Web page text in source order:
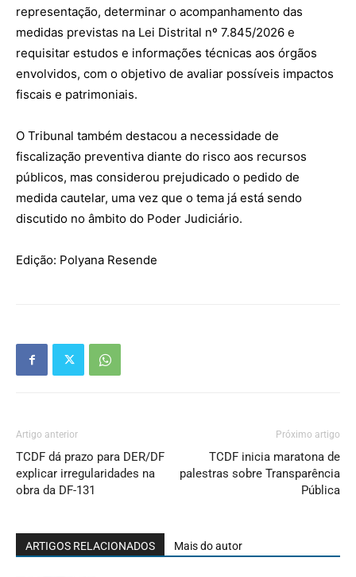
representação, determinar o acompanhamento das
medidas previstas na Lei Distrital nº 7.845/2026 e
requisitar estudos e informações técnicas aos órgãos
envolvidos, com o objetivo de avaliar possíveis impactos
fiscais e patrimoniais.
O Tribunal também destacou a necessidade de
fiscalização preventiva diante do risco aos recursos
públicos, mas considerou prejudicado o pedido de
medida cautelar, uma vez que o tema já está sendo
discutido no âmbito do Poder Judiciário.
Edição: Polyana Resende
Artigo anterior
TCDF dá prazo para DER/DF
explicar irregularidades na
obra da DF-131
Próximo artigo
TCDF inicia maratona de
palestras sobre Transparência
Pública
ARTIGOS RELACIONADOS Mais do autor